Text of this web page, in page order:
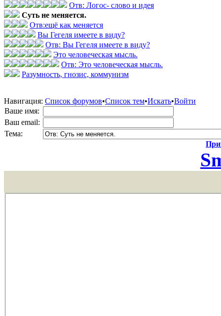
Отв: Логос- слово и идея
Суть не меняется.
Отв:ещё как меняется
Вы Гегеля имеете в виду?
Отв: Вы Гегеля имеете в виду?
Это человеческая мысль.
Отв: Это человеческая мысль.
Разумность, гнозис, коммунизм
Навигация: Список форумов•Список тем•Искать•Войти
Ваше имя:
Ваш email:
Тема: